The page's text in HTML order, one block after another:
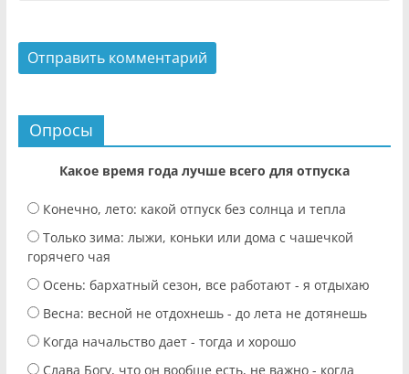
Опросы
Какое время года лучше всего для отпуска
Конечно, лето: какой отпуск без солнца и тепла
Только зима: лыжи, коньки или дома с чашечкой
горячего чая
Осень: бархатный сезон, все работают - я отдыхаю
Весна: весной не отдохнешь - до лета не дотянешь
Когда начальство дает - тогда и хорошо
Слава Богу, что он вообще есть, не важно - когда